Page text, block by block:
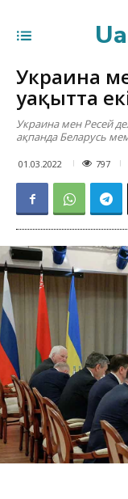
Украина
уақытта
Украина мен Ресей
ақпанда Беларусь
01.03.2022 797